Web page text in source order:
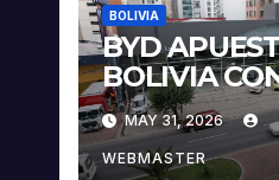
BOLIVIA
BYD
BOLIVIA
PROPUESTA
INTEGRAL
IMPULSAR
MAY 31, 2026
WEBMASTER